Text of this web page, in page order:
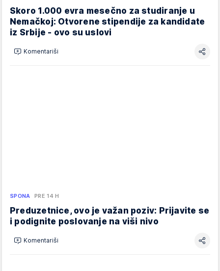
Skoro 1.000 evra mesečno za studiranje u
Nemačkoj: Otvorene stipendije za kandidate
iz Srbije - ovo su uslovi
Komentariši
SPONA PRE 14 H
Preduzetnice, ovo je važan poziv: Prijavite se
i podignite poslovanje na viši nivo
Komentariši